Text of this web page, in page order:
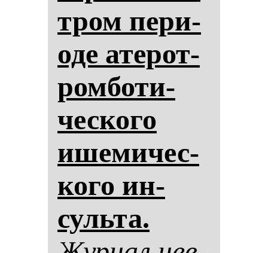
тром пе­ри­
оде ате­рот­
ром­бо­ти­
чес­ко­го
ише­ми­чес­
ко­го ин­
суль­та.